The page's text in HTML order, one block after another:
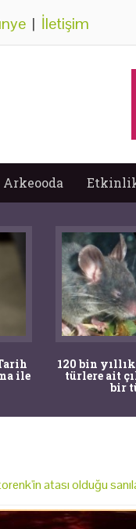
| İletişim
Arkeooda
ile
120 bin
türlere ait
bir
atası olduğu